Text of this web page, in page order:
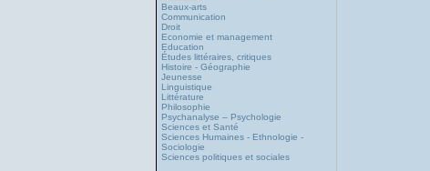
Beaux-arts
Communication
Droit
Economie et management
Education
Études littéraires, critiques
Histoire - Géographie
Jeunesse
Linguistique
Littérature
Philosophie
Psychanalyse – Psychologie
Sciences et Santé
Sciences Humaines - Ethnologie -
Sociologie
Sciences politiques et sociales